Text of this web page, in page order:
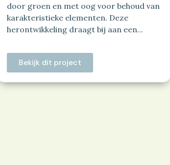
door groen en met oog voor behoud van
karakteristieke elementen. Deze
herontwikkeling draagt bij aan een...
Bekijk dit project